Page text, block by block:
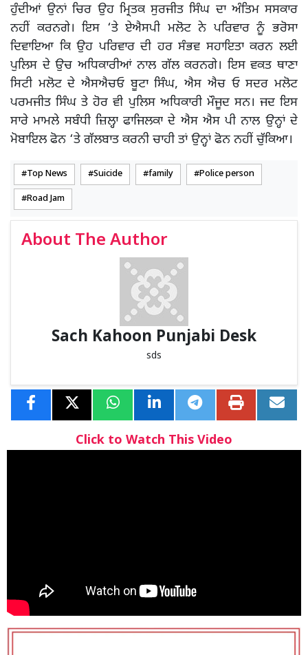
ਹੁੰਦੀਆਂ ਉਨਾਂ ਚਿਰ ਉਹ ਮ੍ਰਿਤਕ ਸੁਰਜੀਤ ਸਿੰਘ ਦਾ ਅੰਤਿਮ ਸਸਕਾਰ
ਨਹੀਂ ਕਰਨਗੇ। ਇਸ ‘ਤੇ ਏਐਸਪੀ ਮਲੋਟ ਨੇ ਪਰਿਵਾਰ ਨੂੰ ਭਰੋਸਾ
ਦਿਵਾਇਆ ਕਿ ਉਹ ਪਰਿਵਾਰ ਦੀ ਹਰ ਸੰਭਵ ਸਹਾਇਤਾ ਕਰਨ ਲਈ
ਪੁਲਿਸ ਦੇ ਉਚ ਅਧਿਕਾਰੀਆਂ ਨਾਲ ਗੱਲ ਕਰਨਗੇ। ਇਸ ਵਕਤ ਥਾਣਾ
ਸਿਟੀ ਮਲੋਟ ਦੇ ਐਸਐਚਓ ਬੂਟਾ ਸਿੰਘ, ਐਸ ਐਚ ਓ ਸਦਰ ਮਲੋਟ
ਪਰਮਜੀਤ ਸਿੰਘ ਤੇ ਹੋਰ ਵੀ ਪੁਲਿਸ ਅਧਿਕਾਰੀ ਮੌਜੂਦ ਸਨ। ਜਦ ਇਸ
ਸਾਰੇ ਮਾਮਲੇ ਸਬੰਧੀ ਜ਼ਿਲ੍ਹਾ ਫਾਜਿਲਕਾ ਦੇ ਐਸ ਐਸ ਪੀ ਨਾਲ ਉਨ੍ਹਾਂ ਦੇ
ਮੋਬਾਇਲ ਫੋਨ ‘ਤੇ ਗੱਲਬਾਤ ਕਰਨੀ ਚਾਹੀ ਤਾਂ ਉਨ੍ਹਾਂ ਫੋਨ ਨਹੀਂ ਚੁੱਕਿਆ।
Top News Suicide family Police person
Road Jam
About The Author
Sach Kahoon Punjabi Desk
sds
Click to Watch This Video